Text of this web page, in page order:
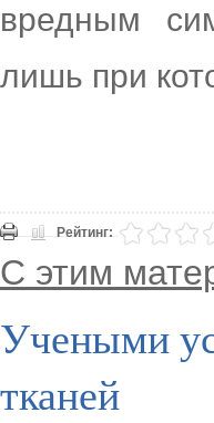
вредным
лишь при
Рейтинг:
С этим
Учеными
тканей